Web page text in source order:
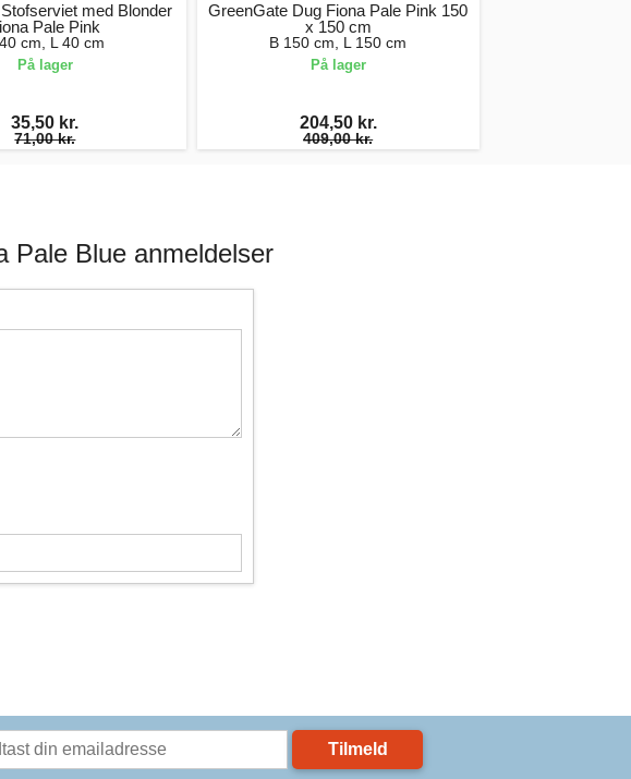
med Blonder
Pale Pink
cm, L 40 cm
På lager
35,50 kr.
71,00 kr.
GreenGate Dug Fiona Pale Pink 150
x 150 cm
B 150 cm, L 150 cm
På lager
204,50 kr.
409,00 kr.
Pale Blue anmeldelser
Tilmeld